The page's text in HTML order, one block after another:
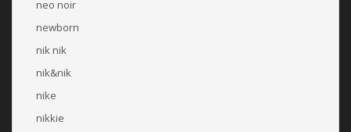
neo noir
newborn
nik nik
nik&nik
nike
nikkie